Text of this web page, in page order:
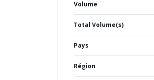
Volume
Total Volume(s)
Pays
Région